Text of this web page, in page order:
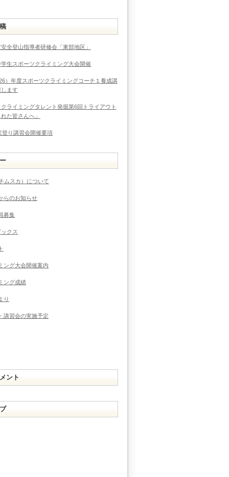
全登山指導者研修会「東部地区」
生スポーツクライミング大会開催
）年度スポーツクライミングコーチ１養成講
ます
ライミングタレント発掘第6回トライアウト
た皆さんへ」
登り講習会開催要項
ムスカ）について
らのお知らせ
募集
クス
ング大会開催案内
ング成績
り
講習会の実施予定
ント